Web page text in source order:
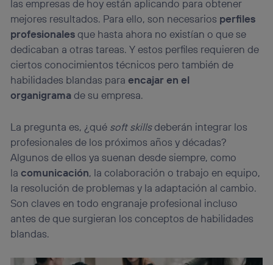
las empresas de hoy están aplicando para obtener
mejores resultados. Para ello, son necesarios perfiles
profesionalesque hasta ahora no existían o que se
dedicaban a otras tareas. Y estos perfiles requieren de
ciertos conocimientos técnicos pero también de
habilidades blandas paraencajar en el
organigramade su empresa.
La pregunta es, ¿qué soft skillsdeberán integrar los
profesionales de los próximos años y décadas?
Algunos de ellos ya suenan desde siempre, como
lacomunicación, la colaboración o trabajo en equipo,
la resolución de problemas y la adaptación al cambio.
Son claves en todo engranaje profesional incluso
antes de que surgieran los conceptos de habilidades
blandas.
visitando el portal de privacidad de Utiq
(“consenthub”). Para más información, consulta
la política de privacidad de Utiq.